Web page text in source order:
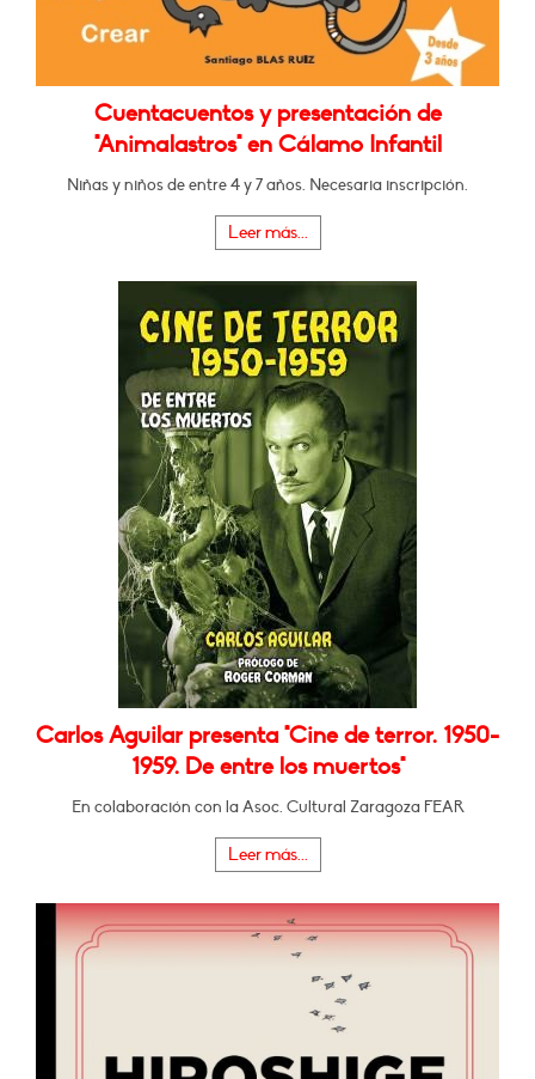
Cuentacuentos y presentación de
"Animalastros" en Cálamo Infantil
Niñas y niños de entre 4 y 7 años. Necesaria inscripción.
Leer más...
Carlos Aguilar presenta "Cine de terror. 1950-
1959. De entre los muertos"
En colaboración con la Asoc. Cultural Zaragoza FEAR
Leer más...